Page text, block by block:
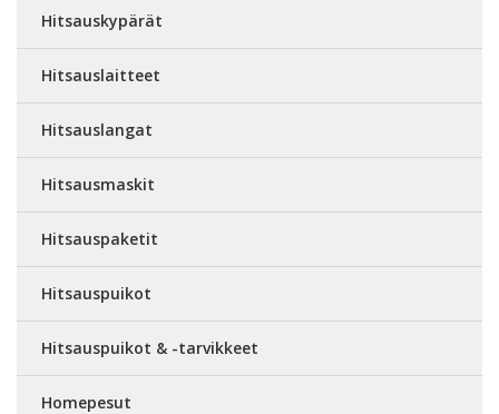
Hitsauskypärät
Hitsauslaitteet
Hitsauslangat
Hitsausmaskit
Hitsauspaketit
Hitsauspuikot
Hitsauspuikot & -tarvikkeet
Homepesut